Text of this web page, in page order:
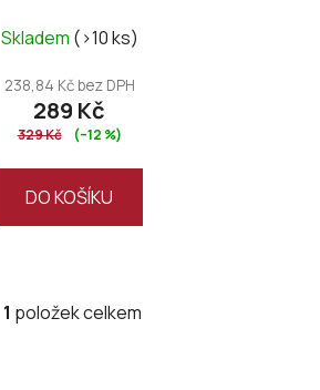
Skladem (>10 ks)
238,84 Kč bez DPH
289 Kč
329 Kč (–12 %)
DO KOŠÍKU
O
1 položek celkem